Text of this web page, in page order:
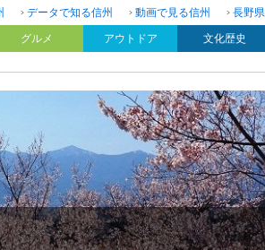
データで知る信州 動画で見る信州 長野
グルメ アウトドア 文化歴史